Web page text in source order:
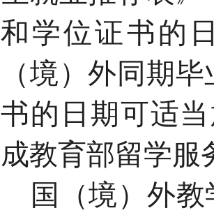
和学位证书的
（境）外同期
书的日期可适
成教育部留学
国（境）外